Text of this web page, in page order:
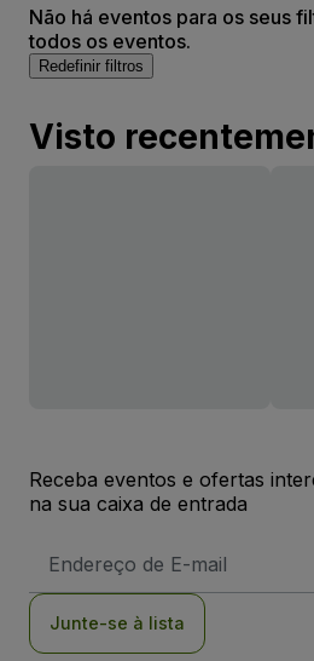
Não há eventos para os seus
todos os eventos.
Redefinir filtros
Visto
Receba eventos e ofertas
na sua caixa de entrada
de
Junte-se à lista